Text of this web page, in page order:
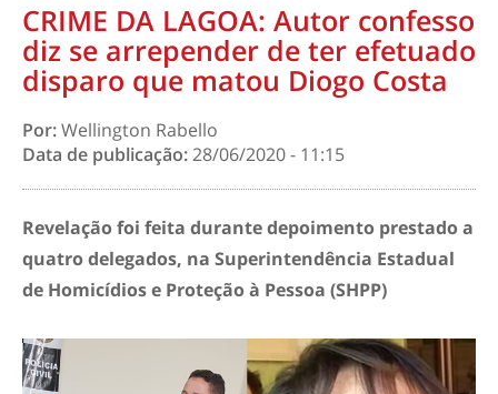
CRIME DA LAGOA: Autor confesso
diz se arrepender de ter efetuado
disparo que matou Diogo Costa
Por:Wellington Rabello
Data de publicação:28/06/2020 - 11:15
Revelação foi feita durante depoimento prestado a
quatro delegados, na Superintendência Estadual
de Homicídios e Proteção à Pessoa (SHPP)